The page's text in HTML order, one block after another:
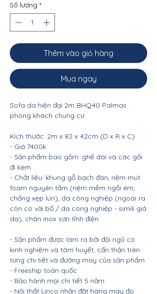
Số lượng *
Thêm vào giỏ hàng
Mua ngay
Sofa da hiện đại 2m BHQ40 Palmas
phòng khách chung cư
Kích thước: 2m x 82 x 42cm (D x R x C)
- Giá 7400k
- Sản phẩm bao gồm: ghế dài và các gối
đi kèm
- Chất liệu: khung gỗ bạch đàn, nệm mút
foam nguyên tấm (nệm mềm ngồi êm,
chống xẹp lún), da công nghiệp (ngoài ra
còn có vải bố / da công nghiệp - simili giả
da), chân inox sơn tĩnh điện
- Sản phẩm được làm ra bởi đội ngũ có
kinh nghiệm và tâm huyết, cẩn thận trên
từng chi tiết và đường may của sản phẩm.
- Freeship toàn quốc
- Bảo hành mọi chi tiết 5 năm
- Nội thất Linco nhận đặt hàng may đo